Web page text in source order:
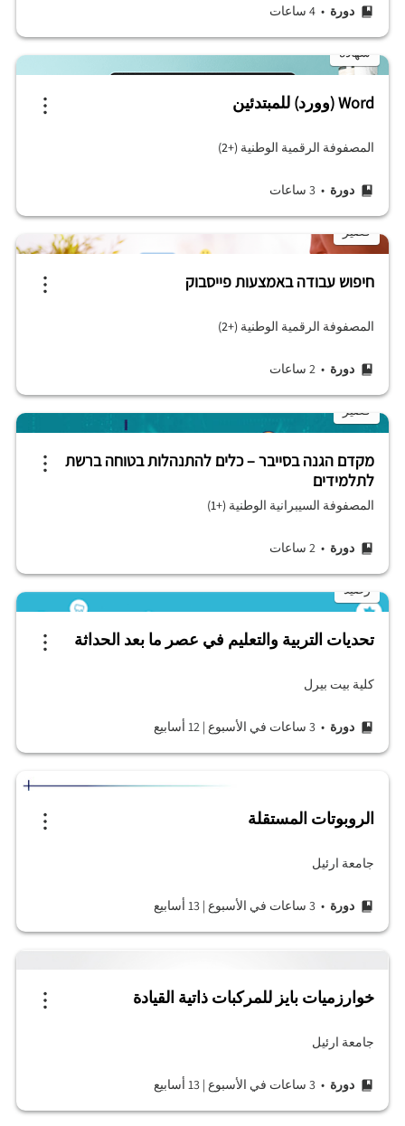
دورة • 4 ساعات
شهادة
Word (وورد) للمبتدئين
المصفوفة الرقمية الوطنية (+2)
دورة • 3 ساعات
قصير
חיפוש עבודה באמצעות פייסבוק
المصفوفة الرقمية الوطنية (+2)
دورة • 2 ساعات
قصير
מקדם הגנה בסייבר – כלים להתנהלות בטוחה ברשת
לתלמידים
المصفوفة السيبرانية الوطنية (+1)
دورة • 2 ساعات
رصيد
تحديات التربية والتعليم في عصر ما بعد الحداثة
كلية بيت بيرل
دورة • 3 ساعات في الأسبوع |
الروبوتات المستقلة
جامعة ارئيل
دورة • 3 ساعات في الأسبوع |
خوارزميات بايز للمركبات ذاتية القيادة
جامعة ارئيل
دورة • 3 ساعات في الأسبوع |